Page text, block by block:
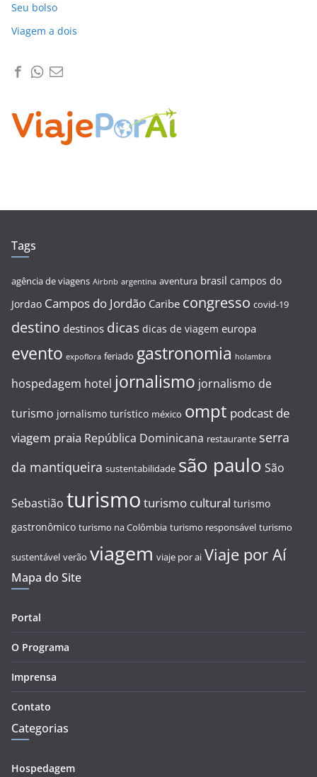
Seu bolso
Viagem a dois
Tags
agência de viagens Airbnb argentina aventura brasil campos do
Jordao Campos do Jordão Caribe congresso covid-19
destino destinos dicas dicas de viagem europa
evento expoflora feriado gastronomia holambra
hospedagem hotel jornalismo jornalismo de
turismo jornalismo turístico méxico ompt podcast de
viagem praia República Dominicana restaurante serra
da mantiqueira sustentabilidade são paulo São
Sebastião turismo turismo cultural turismo
gastronômico turismo na Colômbia turismo responsável turismo
sustentável verão viagem viaje por ai Viaje por Aí
Mapa do Site
Portal
O Programa
Imprensa
Contato
Categorias
Hospedagem